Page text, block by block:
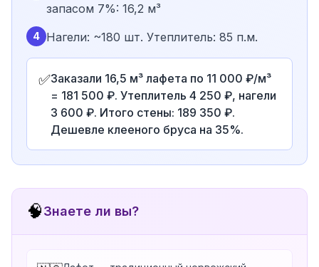
запасом 7%: 16,2 м³
4 Нагели: ~180 шт. Утеплитель: 85 п.м.
✅Заказали 16,5 м³ лафета по 11 000 ₽/м³
= 181 500 ₽. Утеплитель 4 250 ₽, нагели
3 600 ₽. Итого стены: 189 350 ₽.
Дешевле клееного бруса на 35%.
🧠Знаете ли вы?